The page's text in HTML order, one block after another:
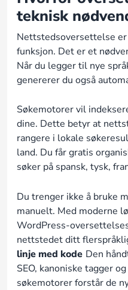
teknisk
Nettstedsoversettelse
funksjon. Det er et
Når du legger til nye
genererer du også
Søkemotorer vil
dine. Dette betyr at
rangere i lokale
land. Du får gratis
søker på spansk, tysk,
Du trenger ikke å bruke
manuelt. Med moderne
WordPress-
nettstedet ditt
linje med kode Den
SEO, kanoniske tagger
søkemotorer forstår de